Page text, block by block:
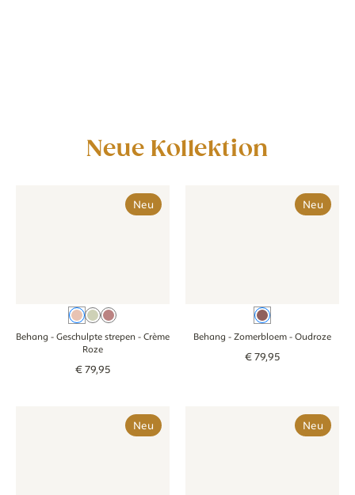
Neue Kollektion
Behang - Geschulpte strepen - crème roze
Neu
Crème Roze
GroenOudroze
Behang - Geschulpte strepen - Crème
Roze
€79,95
Behang - Geschulpte strepen - crème roze Behang -
Neu
Oudroze
Behang - Zomerbloem - Oudroze
€79,95
Behang - Zomerbloem -
Behang - Lentebloem - oudroze
Neu
Behang - Lentebloem - oudroze Behang -
Neu
Behang - Vintage bloemen -